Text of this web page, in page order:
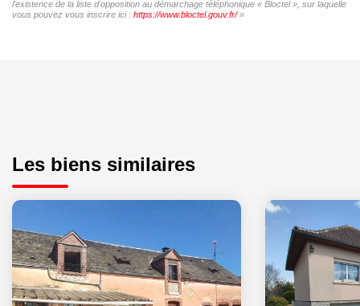
l'existence de la liste d'opposition au démarchage téléphonique « Bloctel », sur laquelle
vous pouvez vous inscrire ici : https://www.bloctel.gouv.fr/»
Les biens similaires